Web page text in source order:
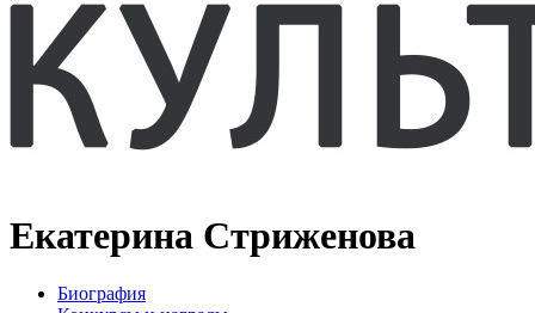
Екатерина Стриженова
Биография